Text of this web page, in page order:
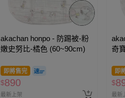
akachan honpo - 防踢被-粉
嫩史努比-橘色 (60~90cm)
即將售完
$890
最新上架
奇
即
$
最新